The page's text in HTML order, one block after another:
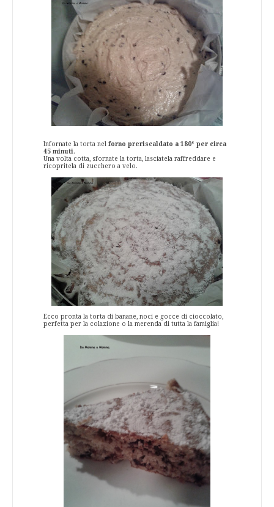
Infornate la torta nel forno preriscaldato a 180° per circa
45 minuti.
Una volta cotta, sfornate la torta, lasciatela raffreddare e
ricopritela di zucchero a velo.
Ecco pronta la torta di banane, noci e gocce di cioccolato,
perfetta per la colazione o la merenda di tutta la famiglia!